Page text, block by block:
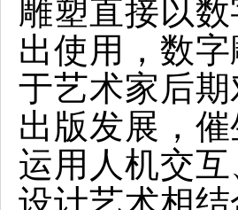
雕塑直接以
出使用，数
于艺术家后
出版发展，
运用人机交